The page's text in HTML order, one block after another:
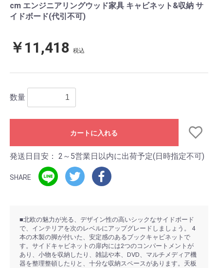
cm エンジニアリングウッド家具 キャビネット&収納 サ
イドボード(代引不可)
￥11,418 税込
数量
カートに入れる
発送日目安： 2～5営業日以内に出荷予定(日時指定不可)
SHARE
■北欧の魅力が光る、デザイン性の高いシックなサイドボード
で、インテリアを次のレベルにアップグレードしましょう。 4
本の木製の脚が付いた、安定感のあるブックキャビネットで
す。サイドキャビネットの扉内には2つのコンパートメントが
あり、小物を収納したり、雑誌や本、DVD、マルチメディア機
器を整理整頓したりと、十分な収納スペースがあります。天板